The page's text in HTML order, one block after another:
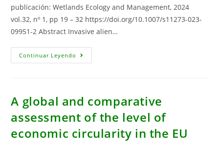
publicación: Wetlands Ecology and Management, 2024
vol.32, nº 1, pp 19 – 32 https://doi.org/10.1007/s11273-023-
09951-2 Abstract Invasive alien…
Continuar Leyendo Economic
Impact
Ochrophyta)
Along
Andalusian
Coastline:
The
Case
A global and comparative
assessment of the level of
economic circularity in the EU